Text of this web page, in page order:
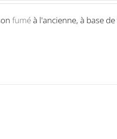
fuméà l'ancienne, à base